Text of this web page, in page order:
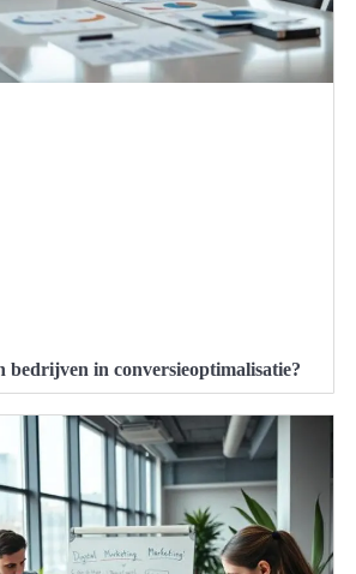
bedrijven in conversieoptimalisatie?